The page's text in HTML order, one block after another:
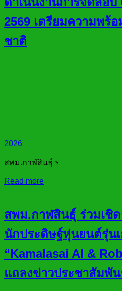
2569 เตรียมความพร้
ชาติ
2026
สพม.กาฬสินธุ์ ร
Read more
สพม.กาฬสินธุ์ ร่วมเชิ
นักประดิษฐ์หุ่นยนต์รุ่น
“Kamalasai AI &
แถลงข่าวประชาสัมพั